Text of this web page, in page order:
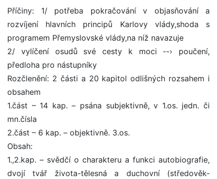
Příčiny: 1/ potřeba pokračování v objasňování a
rozvíjení hlavních principů Karlovy vlády,shoda s
programem Přemyslovské vlády,na níž navazuje
2/ vylíčení osudů své cesty k moci --› poučení,
předloha pro nástupníky
Rozčlenění: 2 části a 20 kapitol odlišných rozsahem i
obsahem
1.část – 14 kap. – psána subjektivně, v 1.os. jedn. či
mn.čísla
2.část – 6 kap. – objektivně. 3.os.
Obsah:
1.,2.kap. – svědčí o charakteru a funkci autobiografie,
dvojí tvář života-tělesná a duchovní (středověk-